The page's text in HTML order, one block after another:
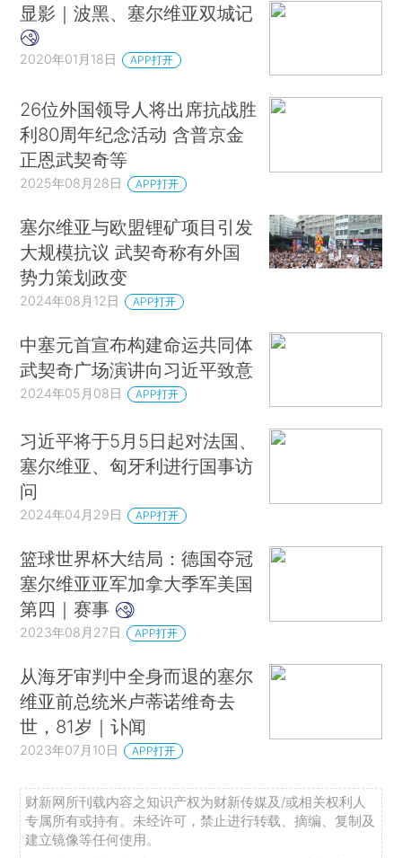
显影｜波黑、塞尔维亚双城记
2020年01月18日 APP打开
26位外国领导人将出席抗战胜
利80周年纪念活动 含普京金
正恩武契奇等
2025年08月28日 APP打开
塞尔维亚与欧盟锂矿项目引发
大规模抗议 武契奇称有外国
势力策划政变
2024年08月12日 APP打开
中塞元首宣布构建命运共同体
武契奇广场演讲向习近平致意
2024年05月08日 APP打开
习近平将于5月5日起对法国、
塞尔维亚、匈牙利进行国事访
问
2024年04月29日 APP打开
篮球世界杯大结局：德国夺冠
塞尔维亚亚军加拿大季军美国
第四｜赛事
2023年08月27日 APP打开
从海牙审判中全身而退的塞尔
维亚前总统米卢蒂诺维奇去
世，81岁｜讣闻
2023年07月10日 APP打开
财新网所刊载内容之知识产权为财新传媒及/或相关权利人
专属所有或持有。未经许可，禁止进行转载、摘编、复制及
建立镜像等任何使用。